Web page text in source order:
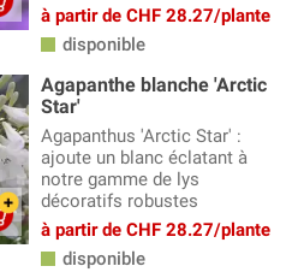
à partir de CHF 28.27/plante
disponible
Agapanthe blanche 'Arctic
Star'
Agapanthus 'Arctic Star' :
ajoute un blanc éclatant à
notre gamme de lys
décoratifs robustes
à partir de CHF 28.27/plante
disponible